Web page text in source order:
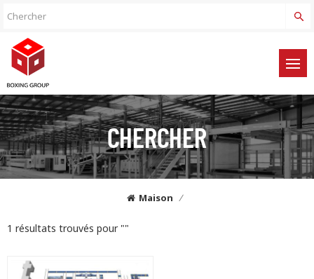
CHERCHER
Maison /
1 résultats trouvés pour ""